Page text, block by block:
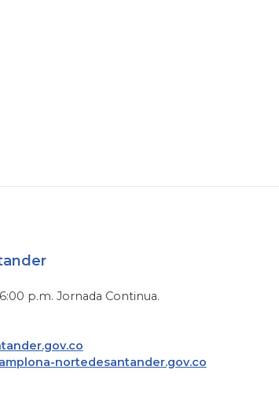
p.m. Jornada Continua.
nortedesantander.gov.co